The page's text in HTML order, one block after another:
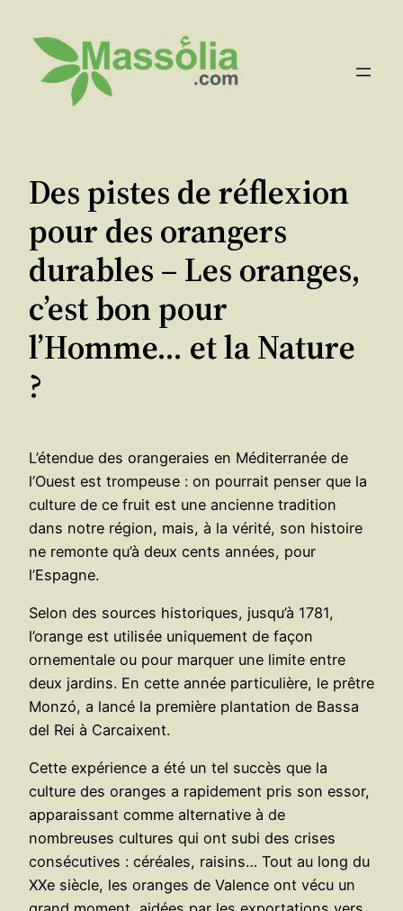
contenu
Des pistes de réflexion
pour des orangers
durables – Les oranges,
c’est bon pour
l’Homme… et la Nature
?
L’étendue des orangeraies en Méditerranée de
l’Ouest est trompeuse : on pourrait penser que la
culture de ce fruit est une ancienne tradition
dans notre région, mais, à la vérité, son histoire
ne remonte qu’à deux cents années, pour
l’Espagne.
Selon des sources historiques, jusqu’à 1781,
l’orange est utilisée uniquement de façon
ornementale ou pour marquer une limite entre
deux jardins. En cette année particulière, le prêtre
Monzó, a lancé la première plantation de Bassa
del Rei à Carcaixent.
Cette expérience a été un tel succès que la
culture des oranges a rapidement pris son essor,
apparaissant comme alternative à de
nombreuses cultures qui ont subi des crises
consécutives : céréales, raisins… Tout au long du
XXe siècle, les oranges de Valence ont vécu un